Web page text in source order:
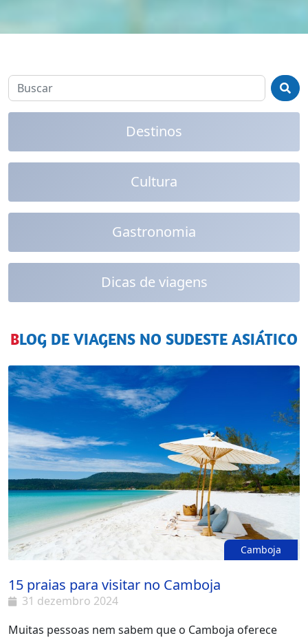
Destinos
Cultura
Gastronomia
Dicas de viagens
BLOG DE VIAGENS NO SUDESTE ASIÁTICO
Camboja
15 praias para visitar no Camboja
31 dezembro 2024
Muitas pessoas nem sabem que o Camboja oferece